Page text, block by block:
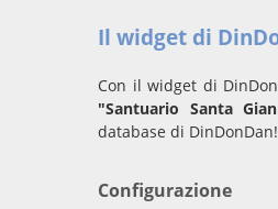
Il widget di
Con il widget di
"Santuario Santa
database di DinDonDan!
Configurazione